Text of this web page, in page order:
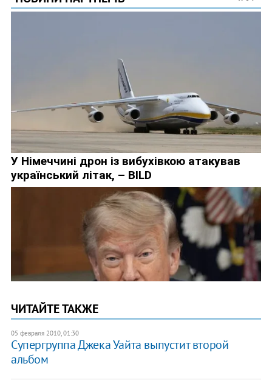
ЧИТАЙТЕ ТАКЖЕ
05 февраля 2010, 01:30
Супергруппа Джека Уайта выпустит второй
альбом